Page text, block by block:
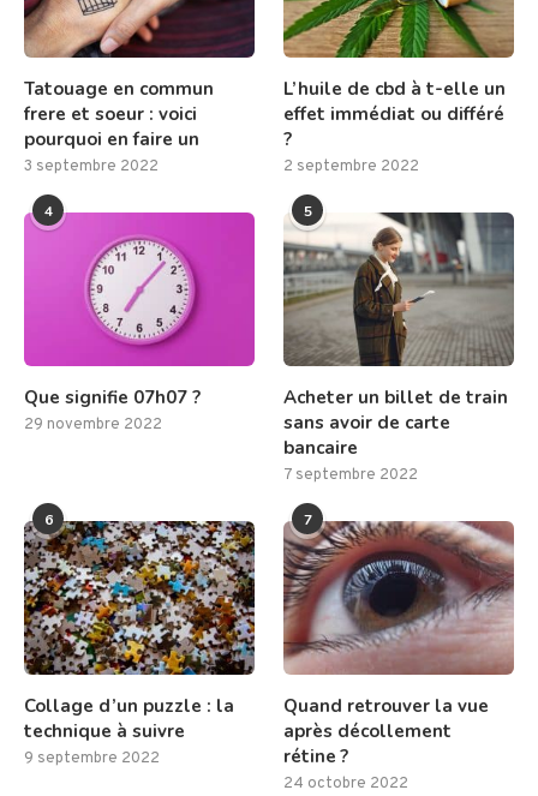
Tatouage en commun
frere et soeur : voici
pourquoi en faire un
3 septembre 2022
L’huile de cbd à t-elle un
effet immédiat ou différé
?
2 septembre 2022
4
Que signifie 07h07 ?
29 novembre 2022
5
Acheter un billet de train
sans avoir de carte
bancaire
7 septembre 2022
6
Collage d’un puzzle : la
technique à suivre
9 septembre 2022
7
Quand retrouver la vue
après décollement
rétine ?
24 octobre 2022